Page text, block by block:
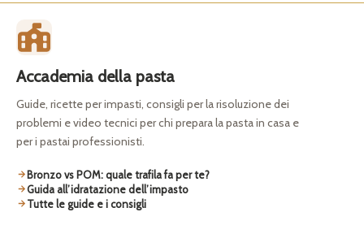
Accademia della pasta
Guide, ricette per impasti, consigli per la risoluzione dei
problemi e video tecnici per chi prepara la pasta in casa e
per i pastai professionisti.
Bronzo vs POM: quale trafila fa per te?
Guida all’idratazione dell’impasto
Tutte le guide e i consigli